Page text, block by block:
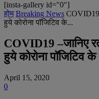
[insta-gallery id="0"]
होम Breaking News
हुये कोरोना पॉजिटिव के...
COVID19 –जानिए
हुये कोरोना पॉजिटिव
April 15, 2020
0